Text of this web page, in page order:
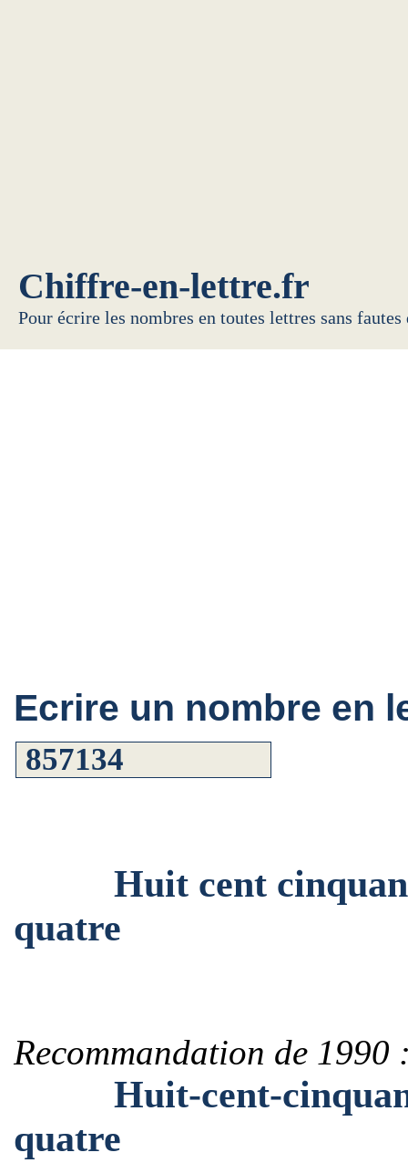
Chiffre-en-lettre.fr
Pour écrire les nombres en toutes lettres sans
Ecrire un nombre en
Huit cent
quatre
Recommandation de 1990
Huit-cent-
quatre